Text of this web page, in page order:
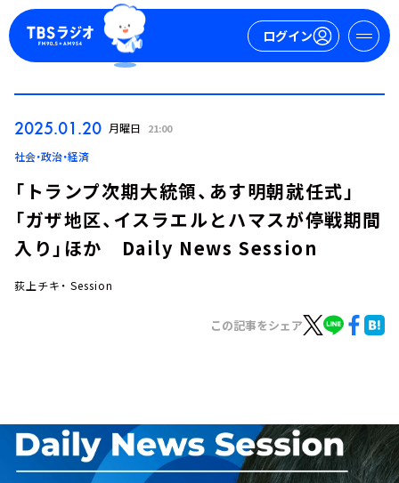
ログイン
イベント・グッズ
YouTube
会社情報
2025.01.20 月曜日 21:00
社会・政治・経済
「トランプ次期大統領、あす明朝就任式」
「ガザ地区、イスラエルとハマスが停戦期間
入り」ほか Daily News Session
荻上チキ・ Session
この記事をシェア